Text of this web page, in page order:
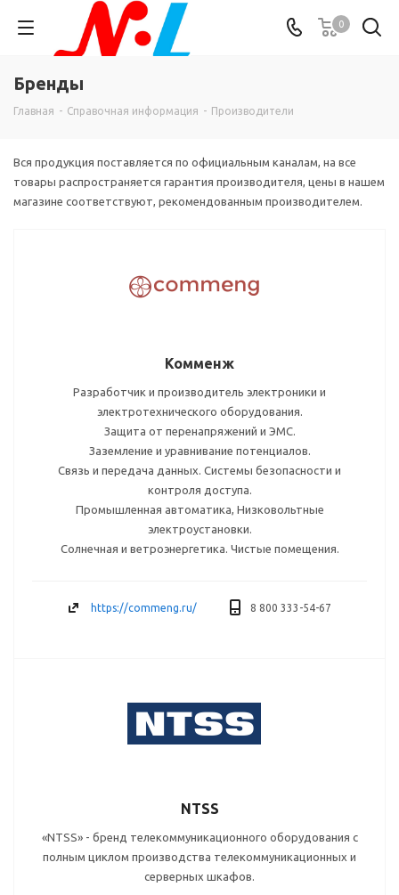
0
Бренды
Главная - Справочная информация - Производители
Вся продукция поставляется по официальным каналам, на все
товары распространяется гарантия производителя, цены в нашем
магазине соответствуют, рекомендованным производителем.
Комменж
Разработчик и производитель электроники и
электротехнического оборудования.
Защита от перенапряжений и ЭМС.
Заземление и уравнивание потенциалов.
Связь и передача данных. Системы безопасности и
контроля доступа.
Промышленная автоматика, Низковольтные
электроустановки.
Солнечная и ветроэнергетика. Чистые помещения.
https://commeng.ru/ 8 800 333-54-67
NTSS
«NTSS» - бренд телекоммуникационного оборудования с
полным циклом производства телекоммуникационных и
серверных шкафов.